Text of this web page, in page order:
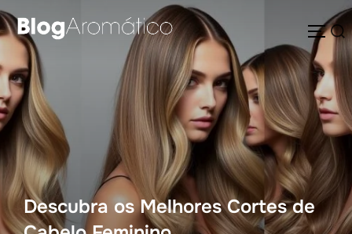
Pular
para
conteúdo
Pesquisar
por:
Descubra os Melhores Cortes de